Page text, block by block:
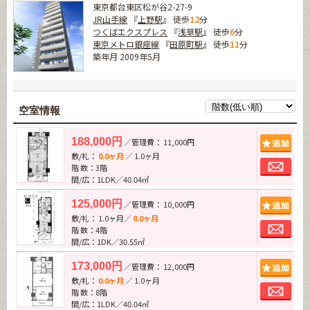
東京都台東区松が谷2-27-9
JR山手線 『 上野駅』 徒歩12分
つくばエクスプレス
『浅草駅』 徒歩6分
東京メトロ銀座線 『田原町駅』 徒歩11分
築年月 2009年5月
空室情報
188,000円 ／管理費： 11,000円
敷/礼： 0.0ヶ月 ／ 1.0ヶ月
階 数：3階
間/広：1LDK／40.04㎡
125,000円 ／管理費： 10,000円
敷/礼： 1.0ヶ月／0.0ヶ月
階 数：4階
間/広：1DK／30.55㎡
173,000円 ／管理費： 12,000円
敷/礼： 0.0ヶ月 ／ 1.0ヶ月
階 数：8階
間/広：1LDK／40.04㎡